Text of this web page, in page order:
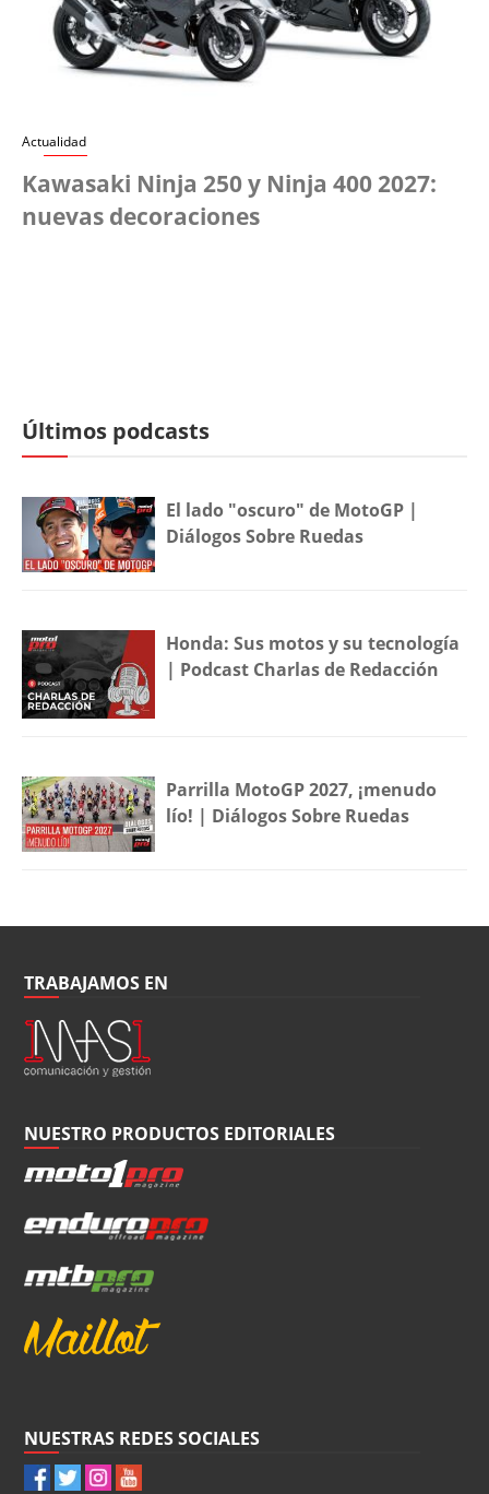
Actualidad
Kawasaki Ninja 250 y Ninja 400 2027:
nuevas decoraciones
Últimos podcasts
El lado "oscuro" de MotoGP |
Diálogos Sobre Ruedas
Honda: Sus motos y su tecnología
| Podcast Charlas de Redacción
Parrilla MotoGP 2027, ¡menudo
lío! | Diálogos Sobre Ruedas
TRABAJAMOS EN
NUESTRO PRODUCTOS EDITORIALES
NUESTRAS REDES SOCIALES